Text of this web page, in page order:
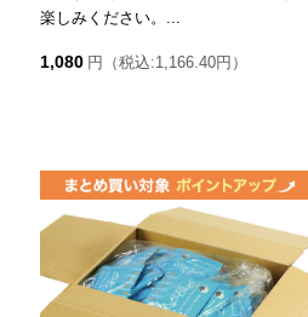
楽しみください。...
1,080 円（税込:1,166.40円）